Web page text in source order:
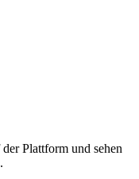
Plattform und sehen